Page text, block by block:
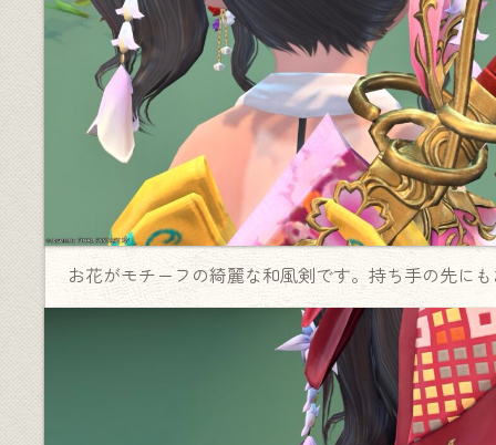
お花がモチーフの綺麗な和風剣です。持ち手の先に